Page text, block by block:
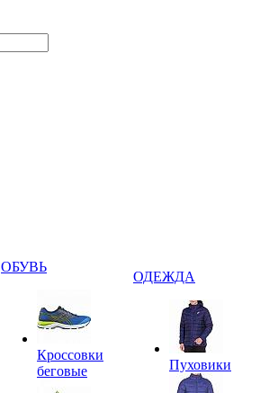
ОБУВЬ
Кроссовки
беговые
ОДЕЖДА
Пуховики